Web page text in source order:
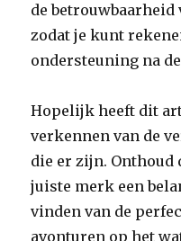
de betrouwbaarheid
zodat je kunt
ondersteuning na
Hopelijk heeft dit
verkennen van de
die er zijn. Onthoud
juiste merk een
vinden van de
avonturen op het